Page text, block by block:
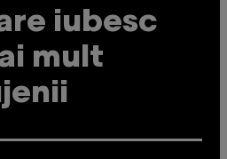
iubesc
mult